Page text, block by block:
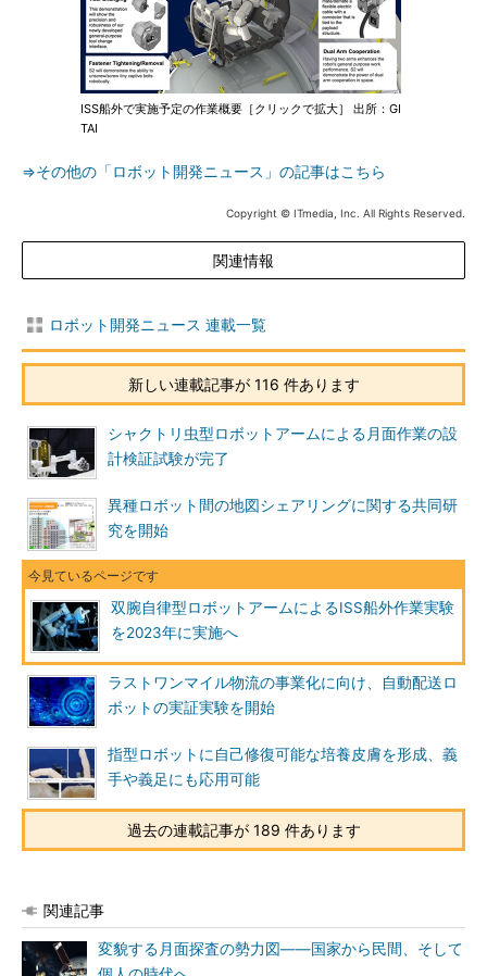
ISS船外で実施予定の作業概要［クリックで拡大］ 出所：GI
TAI
⇒その他の「ロボット開発ニュース」の記事はこちら
Copyright © ITmedia, Inc. All Rights Reserved.
関連情報
ロボット開発ニュース 連載一覧
新しい連載記事が 116 件あります
シャクトリ虫型ロボットアームによる月面作業の設
計検証試験が完了
異種ロボット間の地図シェアリングに関する共同研
究を開始
双腕自律型ロボットアームによるISS船外作業実験
を2023年に実施へ
ラストワンマイル物流の事業化に向け、自動配送ロ
ボットの実証実験を開始
指型ロボットに自己修復可能な培養皮膚を形成、義
手や義足にも応用可能
過去の連載記事が 189 件あります
関連記事
変貌する月面探査の勢力図――国家から民間、そして